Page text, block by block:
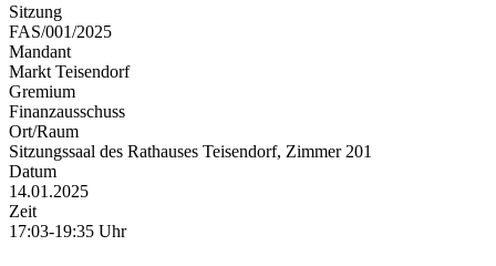
Sitzung
FAS/001/2025
Mandant
Markt Teisendorf
Gremium
Finanzausschuss
Ort/Raum
Sitzungssaal des Rathauses Teisendorf, Zimmer 201
Datum
14.01.2025
Zeit
17:03-19:35 Uhr